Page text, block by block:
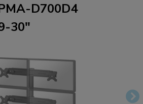
D700D4
30"